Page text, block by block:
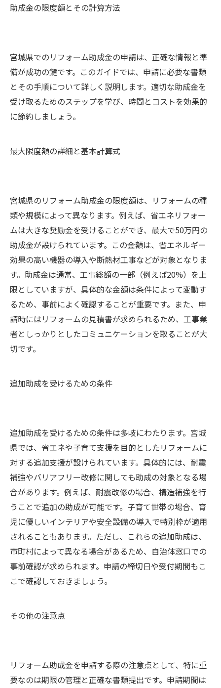
助成金の限度額とその計算方法
宮城県でのリフォーム助成金の申請は、正確な情報と準
備が成功の鍵です。このガイドでは、申請に必要な書類
とその手順について詳しく説明します。適切な助成金を
受け取るためのステップを学び、時間とコストを効果的
に節約しましょう。
最大限度額の詳細と基本計算式
宮城県のリフォーム助成金の限度額は、リフォームの種
類や規模によって異なります。例えば、省エネリフォー
ムは大きな奨励金を受けることができ、最大で50万円の
助成金が設けられています。この金額は、省エネルギー
効果の高い機器の導入や断熱材工事などが対象となりま
す。助成金は通常、工事総額の一部（例えば20%）を上
限としていますが、具体的な金額は条件によって変動す
るため、事前によく確認することが重要です。また、申
請時にはリフォームの見積書が求められるため、工事業
者としっかりとしたコミュニケーションを取ることが大
切です。
追加助成を受けるための条件
追加助成を受けるための条件は多岐にわたります。宮城
県では、省エネや子育て支援を目的としたリフォームに
対する追加支援が設けられています。具体的には、耐震
補強やバリアフリー改修に関しても助成の対象となる場
合があります。例えば、耐震改修の場合、構造補強を行
うことで追加の助成が可能です。子育て世帯の場合、育
児に優しいインテリアや安全設備の導入で特別枠が適用
されることもあります。ただし、これらの追加助成は、
市町村によって異なる場合があるため、自治体窓口での
事前確認が求められます。申請の締切日や受付期間もこ
こで確認しておきましょう。
その他の注意点
リフォーム助成金を申請する際の注意点として、特に重
要なのは期限の管理と正確な書類提出です。申請期間は